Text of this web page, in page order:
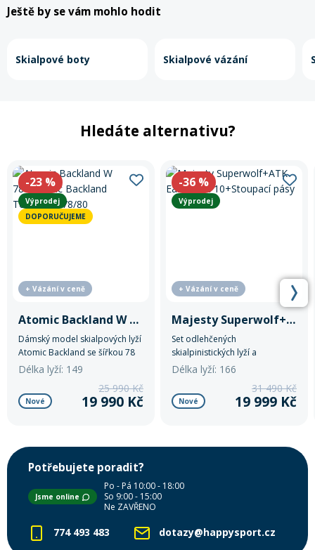
Ještě by se vám mohlo hodit
Skialpové boty Skialpové vázání
Hledáte alternativu?
-23 %
Výprodej
DOPORUČUJEME
+ Vázání v ceně
Atomic Backland W 78+Atomic Backland Tour+Skin 78/80
Dámský model skialpových lyží
Atomic Backland se šířkou 78
mm.
Délka lyží: 149
Nové
25 990 Kč
19 990 Kč
-36 %
Výprodej
+ Vázání v ceně
Majesty Superwolf+ATK Easy Rent 10+Stoupací pásy
Set odlehčených
skialpinistických lyží a
stoupacích pásů.
Délka lyží: 166
Nové
31 490 Kč
19 999 Kč
Potřebujete poradit?
Jsme online
Po - Pá 10:00 - 18:00
So 9:00 - 15:00
Ne ZAVŘENO
774 493 483 dotazy@happysport.cz